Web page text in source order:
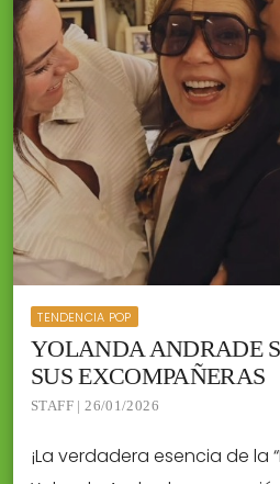
TENDENCIA POP
YOLANDA ANDRADE
SUS EXCOMPAÑERAS
STAFF | 26/01/2026
¡La verdadera esencia de la